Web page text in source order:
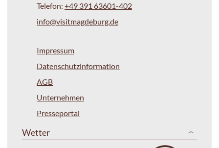
Telefon: +49 391 63601-402
info@visitmagdeburg.de
Impressum
Datenschutzinformation
AGB
Unternehmen
Presseportal
Wetter